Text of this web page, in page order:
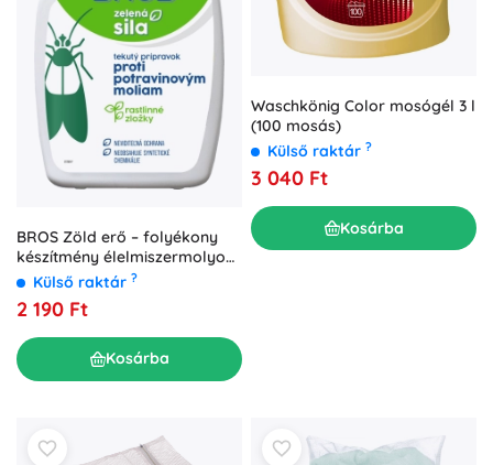
BROS Zöld erő – folyékony
készítmény élelmiszermolyok
ellen 500 ml
Külső raktár ?
2 190 Ft
Kosárba
Waschkönig Color mosógél 3 l
(100 mosás)
Külső raktár ?
3 040 Ft
Kosárba